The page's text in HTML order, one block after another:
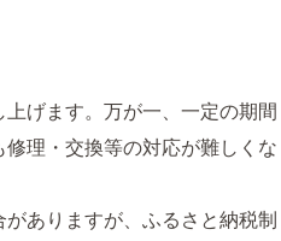
げます。万が一、一定の期間
理・交換等の対応が難しくな
ありますが、ふるさと納税制